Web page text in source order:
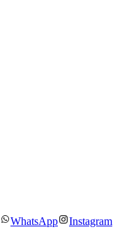
WhatsApp
Instagram